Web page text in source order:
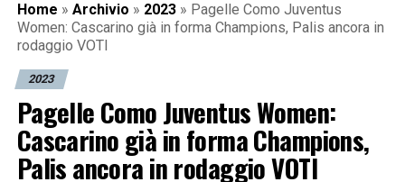
Home » Archivio » 2023 » Pagelle Como Juventus
Women: Cascarino già in forma Champions, Palis ancora in
rodaggio VOTI
2023
Pagelle Como Juventus Women:
Cascarino già in forma Champions,
Palis ancora in rodaggio VOTI